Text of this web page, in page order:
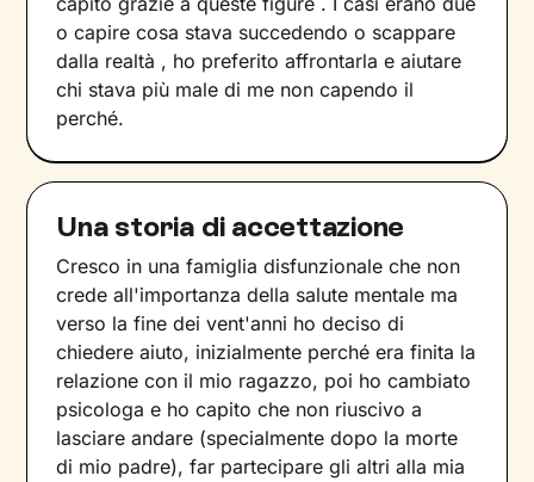
o capire cosa stava succedendo o scappare
dalla realtà , ho preferito affrontarla e aiutare
chi stava più male di me non capendo il
perché.
Una storia di accettazione
Cresco in una famiglia disfunzionale che non
crede all'importanza della salute mentale ma
verso la fine dei vent'anni ho deciso di
chiedere aiuto, inizialmente perché era finita la
relazione con il mio ragazzo, poi ho cambiato
psicologa e ho capito che non riuscivo a
lasciare andare (specialmente dopo la morte
di mio padre), far partecipare gli altri alla mia